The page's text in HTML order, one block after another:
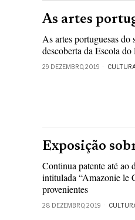
As artes
As artes portuguesas
descoberta da Escola
29 DEZEMBRO, 2019
Exposição
Continua patente até ao
intitulada “Amazonie le
provenientes
28 DEZEMBRO, 2019